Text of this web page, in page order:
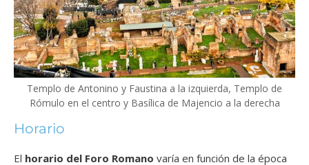
Templo de Antonino y Faustina a la izquierda, Templo de
Rómulo en el centro y Basílica de Majencio a la derecha
Horario
El horario del Foro Romano varía en función de la época